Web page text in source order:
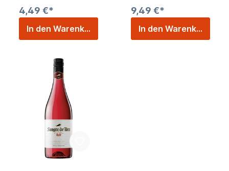
4,49 €*
In den Warenkorb
9,49 €*
In den Warenkorb